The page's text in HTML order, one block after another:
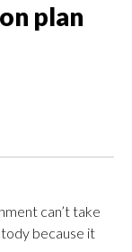
plan
can’t take
because it